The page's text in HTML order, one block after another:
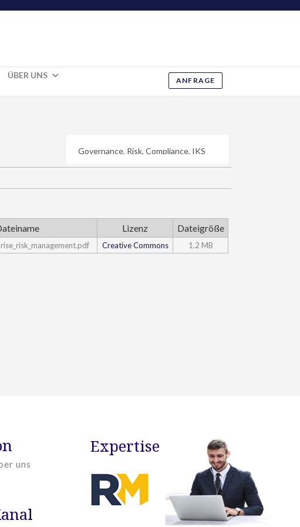
ANFRAGE
ÜBER UNS
Lizenz Dateigröße
Creative Commons 1.2 MB
uns
Expertise